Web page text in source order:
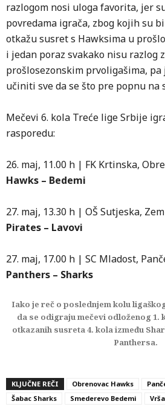
razlogom nosi uloga favorita, jer
povredama igrača, zbog kojih su
otkažu susret s Hawksima u
i jedan poraz svakako nisu razlog
prošlosezonskim prvoligašima, pa
učiniti sve da se što pre popnu na
Mečevi 6. kola Treće lige Srbije
rasporedu:
26. maj, 11.00 h | FK Krtinska,
Hawks – Bedemi
27. maj, 13.30 h | OŠ Sutjeska,
Pirates – Lavovi
27. maj, 17.00 h | SC Mladost,
Panthers – Sharks
Iako je reč o poslednjem kolu
da se odigraju mečevi odloženog 1.
otkazanih susreta 4. kola između
Panthersa.
KLJUČNE REČI Obrenovac Hawks
Šabac Sharks
Smederevo Bedemi